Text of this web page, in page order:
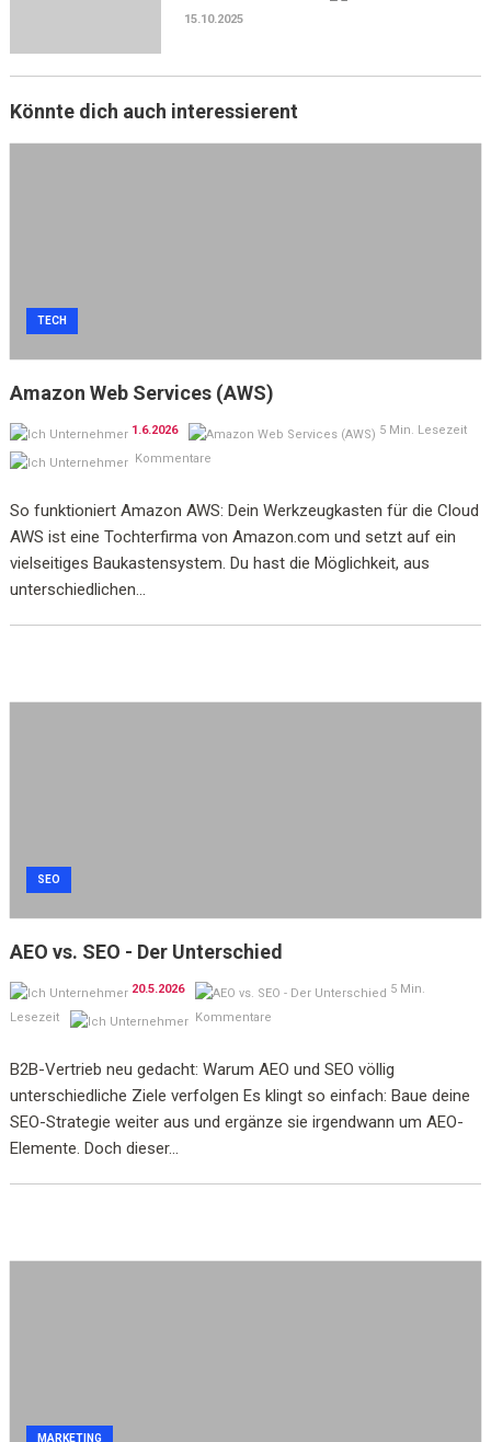
15.10.2025
Könnte dich auch interessierent
TECH
Amazon Web Services (AWS)
1.6.2026
5 Min. Lesezeit
Kommentare
So funktioniert Amazon AWS: Dein Werkzeugkasten für die Cloud
AWS ist eine Tochterfirma von Amazon.com und setzt auf ein
vielseitiges Baukastensystem. Du hast die Möglichkeit, aus
unterschiedlichen...
SEO
AEO vs. SEO - Der Unterschied
20.5.2026
5 Min.
Lesezeit
Kommentare
B2B-Vertrieb neu gedacht: Warum AEO und SEO völlig
unterschiedliche Ziele verfolgen Es klingt so einfach: Baue deine
SEO-Strategie weiter aus und ergänze sie irgendwann um AEO-
Elemente. Doch dieser...
MARKETING